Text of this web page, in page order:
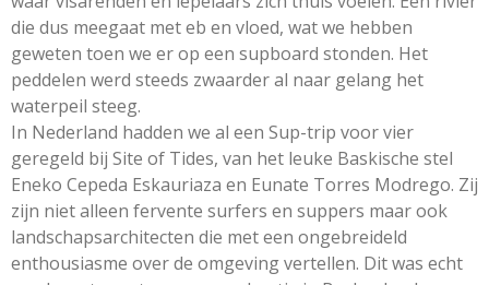
die dus meegaat met eb en vloed, wat we hebben
geweten toen we er op een supboard stonden. Het
peddelen werd steeds zwaarder al naar gelang het
waterpeil steeg.
In Nederland hadden we al een Sup-trip voor vier
geregeld bij Site of Tides, van het leuke Baskische stel
Eneko Cepeda Eskauriaza en Eunate Torres Modrego. Zij
zijn niet alleen fervente surfers en suppers maar ook
landschapsarchitecten die met een ongebreideld
enthousiasme over de omgeving vertellen. Dit was echt